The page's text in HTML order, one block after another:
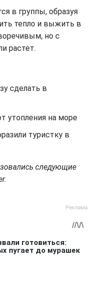
в группы, образуя
тепло и выжить в
но с
растет.
сделать в
утопления на море
туристку в
следующие